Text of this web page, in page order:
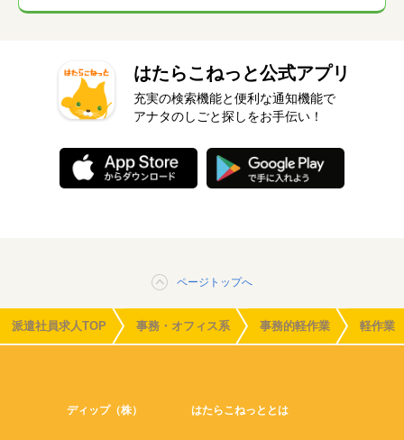
はたらこねっと公式アプリ
充実の検索機能と便利な通知機能で
アナタのしごと探しをお手伝い！
ページトップへ
派遣社員求人TOP 事務・オフィス系 事務的軽作業 軽作業
ディップ（株） はたらこねっととは